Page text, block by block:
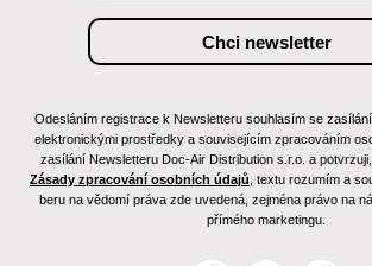
Odesláním registrace k Newsletteru souhlasím se
elektronickými prostředky a souvisejícím zpracováním
zasílání Newsletteru Doc-Air Distribution s.r.o. a
Zásady zpracování osobních údajů , textu rozumím a
beru na vědomí práva zde uvedená, zejména právo na
přímého marketingu.